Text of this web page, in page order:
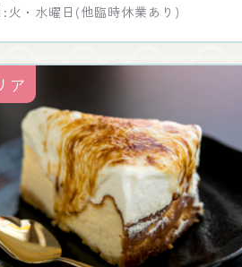
ア
:火・水曜日(他臨時休業あり)